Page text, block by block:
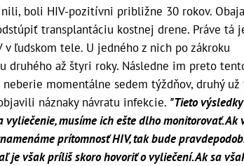
boli HIV-pozitívni približne 30 rokov. Obaja
transplantáciu kostnej drene. Práve tá
v ľudskom tele. U jedného z nich po zákroku
druhého až štyri roky. Následne im preto
momentálne sedem týždňov, druhý už
náznaky návratu infekcie. "Tieto
musíme ich ešte dlho monitorovať. Ak
prítomnosť HIV, tak bude
je však príliš skoro hovoriť o vyliečení. Ak sa